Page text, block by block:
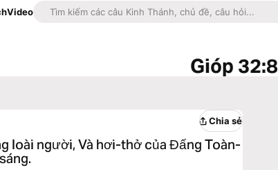
Video
Gióp 32:8
Chia sẻ
loài người, Và hơi-thở của Đấng Toàn-